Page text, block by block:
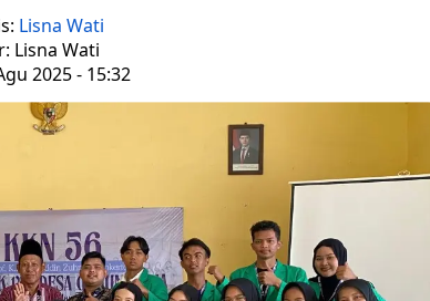
Lisna Wati
Lisna Wati
2025 - 15:32